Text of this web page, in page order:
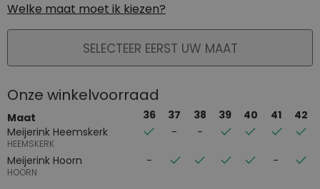
Welke maat moet ik kiezen?
PLAATS IN WINKELMAND
SELECTEER EERST UW MAAT
Onze winkelvoorraad
Maat 36 37 38 39 40 41
42
Meijerink Heemskerk
HEEMSKERK
Meijerink Hoorn
HOORN